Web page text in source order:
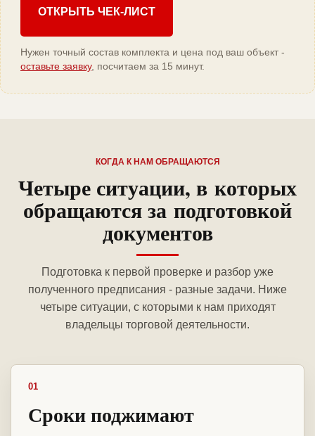
ОТКРЫТЬ ЧЕК-ЛИСТ
Нужен точный состав комплекта и цена под ваш объект -
оставьте заявку, посчитаем за 15 минут.
КОГДА К НАМ ОБРАЩАЮТСЯ
Четыре ситуации, в которых
обращаются за подготовкой
документов
Подготовка к первой проверке и разбор уже
полученного предписания - разные задачи. Ниже
четыре ситуации, с которыми к нам приходят
владельцы торговой деятельности.
01
Сроки поджимают